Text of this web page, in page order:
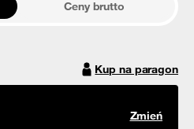
Ceny brutto
Kup na paragon
Zmień